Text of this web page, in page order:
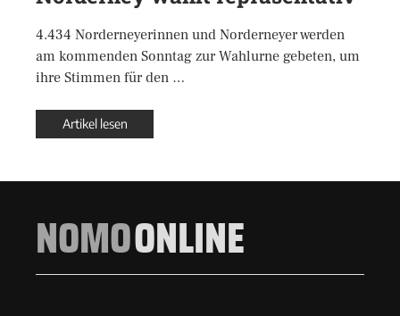
4.434 Norderneyerinnen und Norderneyer werden
am kommenden Sonntag zur Wahlurne gebeten, um
ihre Stimmen für den …
Artikel lesen
NOMOONLINE